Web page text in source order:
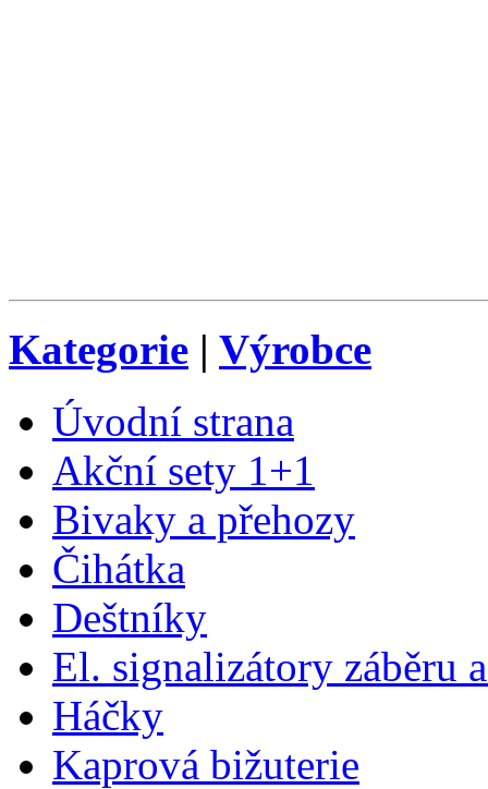
Kategorie | Výrobce
Úvodní strana
Akční sety 1+1
Bivaky a přehozy
Čihátka
Deštníky
El. signalizátory záběru
Háčky
Kaprová bižuterie